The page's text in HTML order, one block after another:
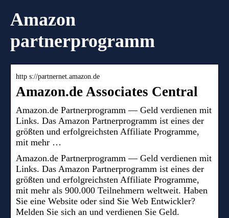
Amazon
partnerprogramm
http s://partnernet.amazon.de
Amazon.de Associates Central
Amazon.de Partnerprogramm — Geld verdienen mit
Links. Das Amazon Partnerprogramm ist eines der
größten und erfolgreichsten Affiliate Programme,
mit mehr …
Amazon.de Partnerprogramm — Geld verdienen mit
Links. Das Amazon Partnerprogramm ist eines der
größten und erfolgreichsten Affiliate Programme,
mit mehr als 900.000 Teilnehmern weltweit. Haben
Sie eine Website oder sind Sie Web Entwickler?
Melden Sie sich an und verdienen Sie Geld.